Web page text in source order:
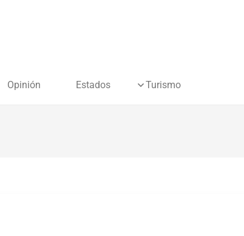
Opinión Estados Turismo